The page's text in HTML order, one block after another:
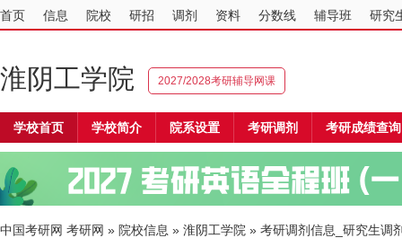
首页 信息 院校 研招 调剂 资料 分数线 辅导班 研究
淮阴工学院 2027/2028考研辅导网课
学校首页 学校简介 院系设置 考研调剂 考研成绩查询
中国考研网 考研网 » 院校信息 » 淮阴工学院 » 考研调剂信息_研究生调